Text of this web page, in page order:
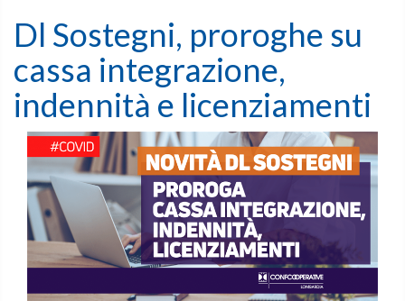
Dl Sostegni, proroghe su
cassa integrazione,
indennità e licenziamenti